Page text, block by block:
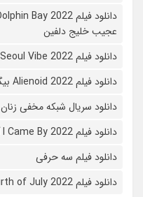
عجیب خلیج دلفین
دانلود فیلم Seoul Vibe 2022 حال و هوای سئول
دانلود فیلم Alienoid 2022 بیگانه
دانلود سریال شبکه مخفی زنان
دانلود فیلم I Came By 2022 آمدم
دانلود فیلم سه حرفی
دانلود فیلم Fourth of July 2022 چهارم جولای